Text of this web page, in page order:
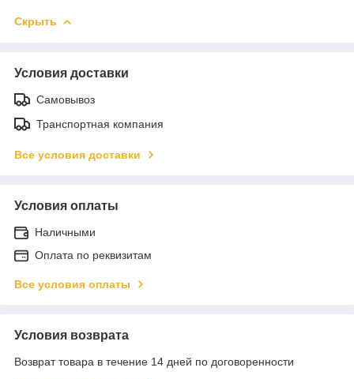
Скрыть
Условия доставки
Самовывоз
Транспортная компания
Все условия доставки
Условия оплаты
Наличными
Оплата по реквизитам
Все условия оплаты
Условия возврата
Возврат товара в течение 14 дней по договоренности